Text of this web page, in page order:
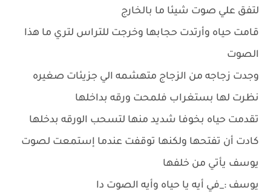
لتفق علي صوت شيئا ما بالخارج
قامت حياه وأرتدت حجابها وخرجت للتراس لتري ما هذا
الصوت
وجدت زجاجه من الزجاج متهشمه الي جزيئات صغيره
نظرت لها بستغراب فلمحت ورقه بداخلها
تقدمت حياه بخوفا شديد منها لتسحب الورقه بدخلها
كادت أن تفتحها ولكنها توقفت عندما إستمعت لصوت
يوسف يأتي من خلفها
يوسف :_في أيه يا حياه وأيه الصوت دا